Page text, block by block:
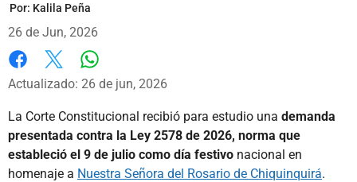
Por: Kalila Peña
26 de Jun, 2026
Facebook
X
Actualizado: 26 de jun, 2026
La Corte Constitucional recibió para estudio una demanda
presentada contra la Ley 2578 de 2026, norma que
estableció el 9 de julio como día festivo nacional en
homenaje a Nuestra Señora del Rosario de Chiquinquirá.